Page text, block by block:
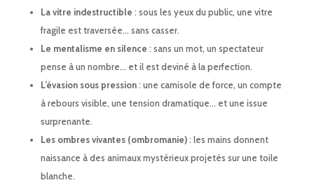
La vitre indestructible : sous les yeux du public, une vitre
fragile est traversée… sans casser.
Le mentalisme en silence : sans un mot, un spectateur
pense à un nombre… et il est deviné à la perfection.
L’évasion sous pression: une camisole de force, un compte
à rebours visible, une tension dramatique… et une issue
surprenante.
Les ombres vivantes (ombromanie): les mains donnent
naissance à des animaux mystérieux projetés sur une toile
blanche.